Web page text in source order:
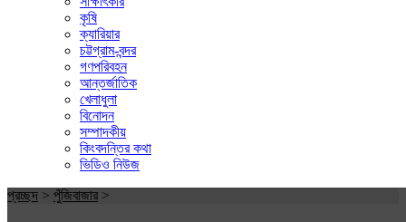
কৃষি
ক্যারিয়ার
চট্টগ্রাম-বন্দর
গণপরিবহন
আন্তর্জাতিক
খেলাধুলা
বিনোদন
সম্পাদকীয়
কিংবদন্তির কথা
ভিডিও নিউজ
প্রচ্ছদ > পুঁজিবাজার >